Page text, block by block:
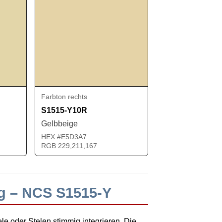
Farbton rechts
S1515-Y10R
Gelbbeige
HEX #E5D3A7
RGB 229,211,167
NCS S1515-Y